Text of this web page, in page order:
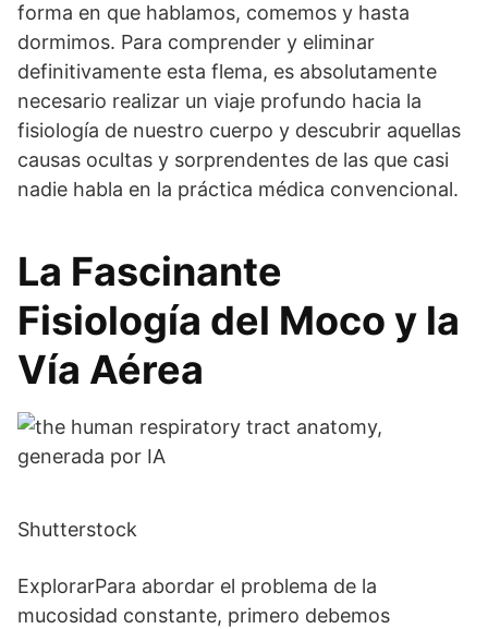
forma en que hablamos, comemos y hasta
dormimos. Para comprender y eliminar
definitivamente esta flema, es absolutamente
necesario realizar un viaje profundo hacia la
fisiología de nuestro cuerpo y descubrir aquellas
causas ocultas y sorprendentes de las que casi
nadie habla en la práctica médica convencional.
La Fascinante
Fisiología del Moco y la
Vía Aérea
Shutterstock
ExplorarPara abordar el problema de la
mucosidad constante, primero debemos